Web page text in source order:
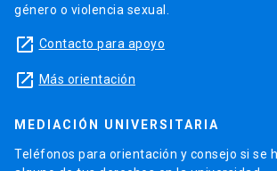
género o violencia sexual.
launch Contacto para apoyo
launch Más orientación
MEDIACIÓN UNIVERSITARIA
Teléfonos para orientación y consejo si se